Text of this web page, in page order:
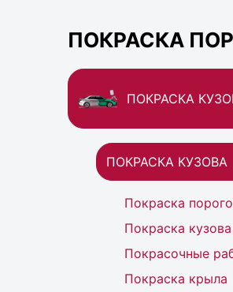
ПОКРАСКА
ПОКРАСКА
ПОКРАСКА КУЗОВА
Покраска
Покраска кузова
Покрасочные
Покраска крыла